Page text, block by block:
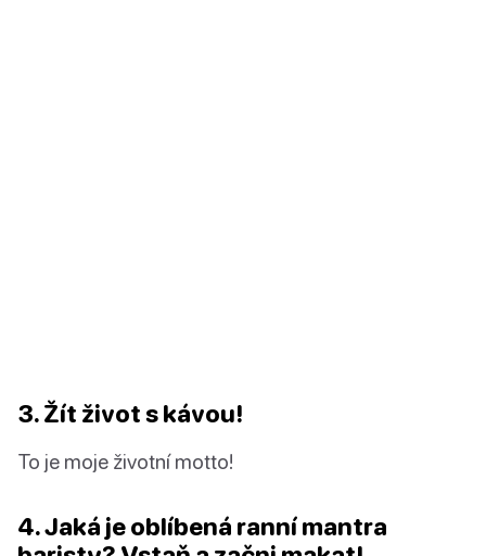
3. Žít život s kávou!
To je moje životní motto!
4. Jaká je oblíbená ranní mantra